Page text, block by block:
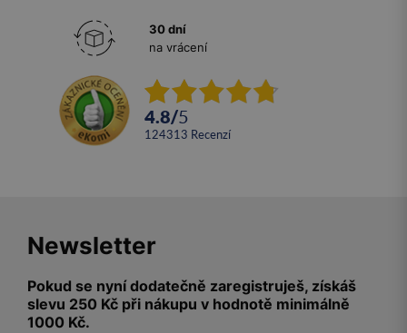
30 dní
na vrácení
4.8/5
124313 recenzí
Newsletter
Pokud se nyní dodatečně zaregistruješ, získáš
slevu 250 Kč při nákupu v hodnotě minimálně
1000 Kč.